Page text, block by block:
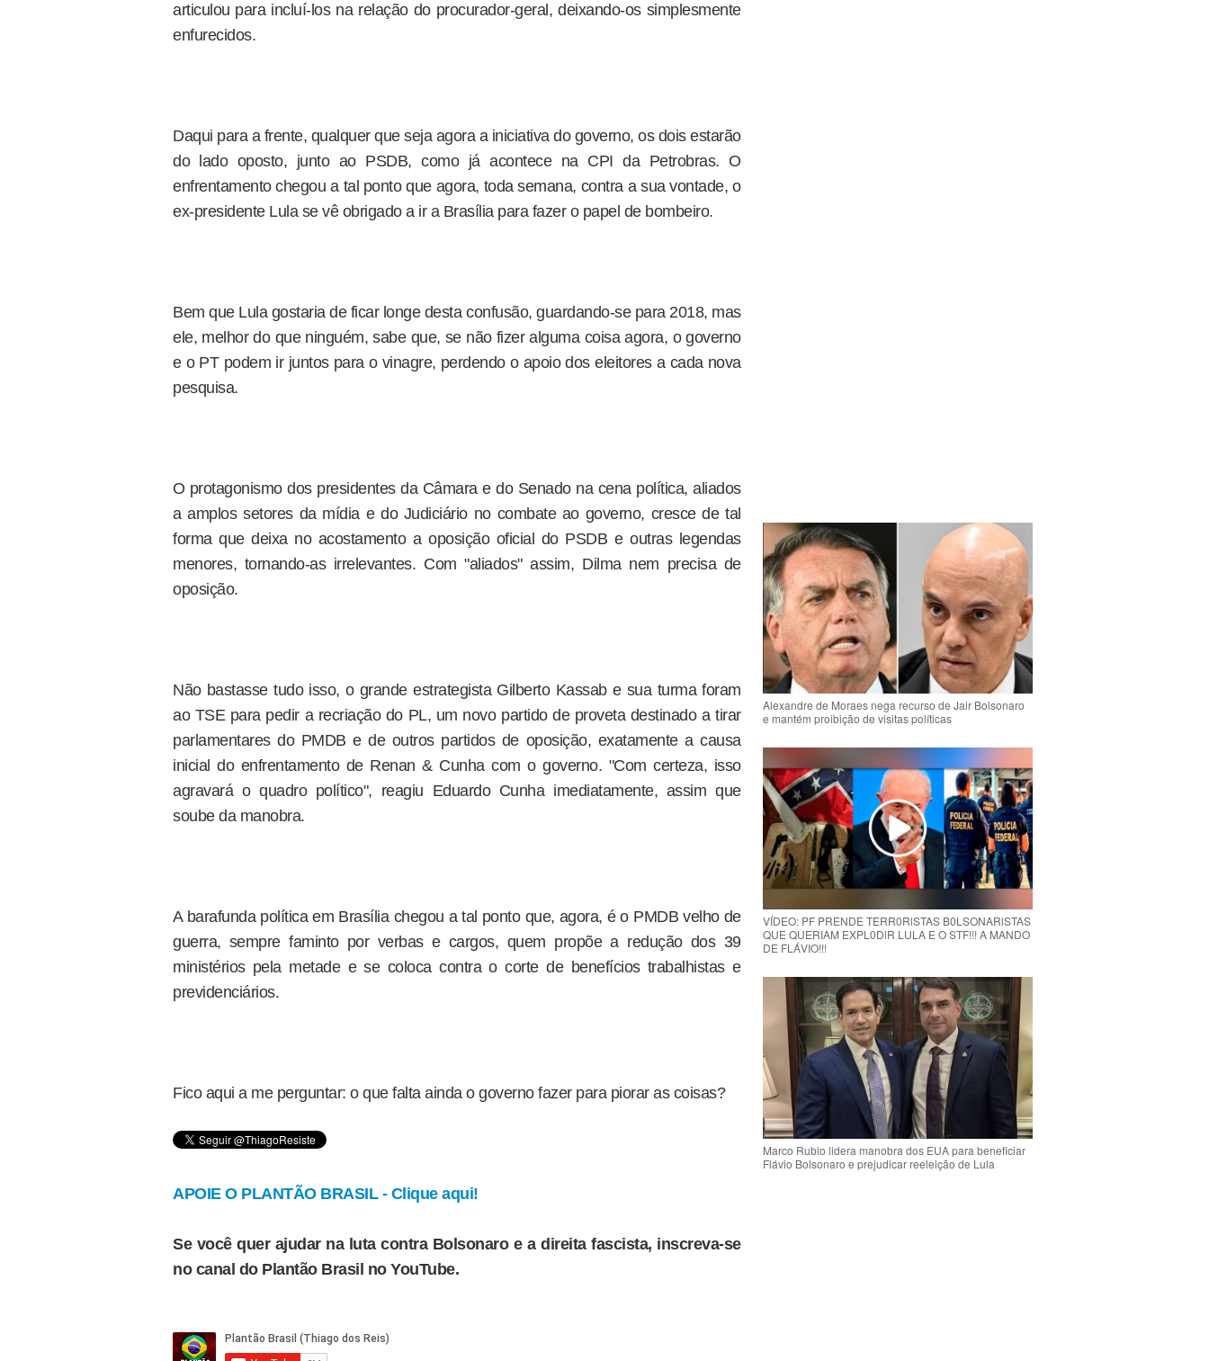
articulou para incluí-los na relação do procurador-geral, deixando-os simplesmente
enfurecidos.
Daqui para a frente, qualquer que seja agora a iniciativa do governo, os dois estarão
do lado oposto, junto ao PSDB, como já acontece na CPI da Petrobras. O
enfrentamento chegou a tal ponto que agora, toda semana, contra a sua vontade, o
ex-presidente Lula se vê obrigado a ir a Brasília para fazer o papel de bombeiro.
Bem que Lula gostaria de ficar longe desta confusão, guardando-se para 2018, mas
ele, melhor do que ninguém, sabe que, se não fizer alguma coisa agora, o governo
e o PT podem ir juntos para o vinagre, perdendo o apoio dos eleitores a cada nova
pesquisa.
O protagonismo dos presidentes da Câmara e do Senado na cena política, aliados
a amplos setores da mídia e do Judiciário no combate ao governo, cresce de tal
forma que deixa no acostamento a oposição oficial do PSDB e outras legendas
menores, tornando-as irrelevantes. Com "aliados" assim, Dilma nem precisa de
oposição.
Não bastasse tudo isso, o grande estrategista Gilberto Kassab e sua turma foram
ao TSE para pedir a recriação do PL, um novo partido de proveta destinado a tirar
parlamentares do PMDB e de outros partidos de oposição, exatamente a causa
inicial do enfrentamento de Renan & Cunha com o governo. "Com certeza, isso
agravará o quadro político", reagiu Eduardo Cunha imediatamente, assim que
soube da manobra.
A barafunda política em Brasília chegou a tal ponto que, agora, é o PMDB velho de
guerra, sempre faminto por verbas e cargos, quem propõe a redução dos 39
ministérios pela metade e se coloca contra o corte de benefícios trabalhistas e
previdenciários.
Fico aqui a me perguntar: o que falta ainda o governo fazer para piorar as coisas?
APOIE O PLANTÃO BRASIL - Clique aqui!
Se você quer ajudar na luta contra Bolsonaro e a direita fascista, inscreva-se
no canal do Plantão Brasil no YouTube.
Alexandre de Moraes nega recurso de Jair Bolsonaro
e mantém proibição de visitas políticas
VÍDEO: PF PRENDE TERR0RlSTAS B0LSONARlSTAS
QUE QUERIAM EXPL0DlR LULA E O STF!!! A MANDO
DE FLÁVIO!!!
Marco Rubio lidera manobra dos EUA para beneficiar
Flávio Bolsonaro e prejudicar reeleição de Lula